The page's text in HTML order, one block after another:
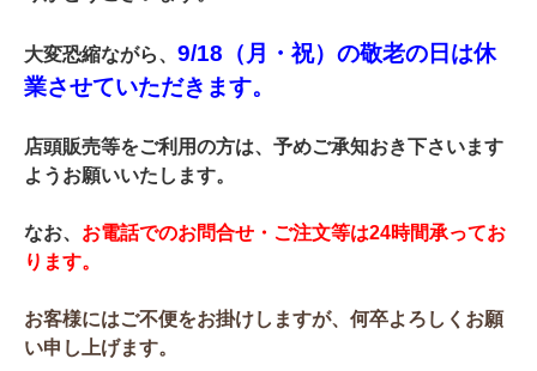
大変恐縮ながら、 9/18（月・祝）の敬老の日は休
業させていただきます。
店頭販売等をご利用の方は、予めご承知おき下さいます
ようお願いいたします。
なお、 お電話でのお問合せ・ご注文等は24時間承ってお
ります。
お客様にはご不便をお掛けしますが、何卒よろしくお願
い申し上げます。